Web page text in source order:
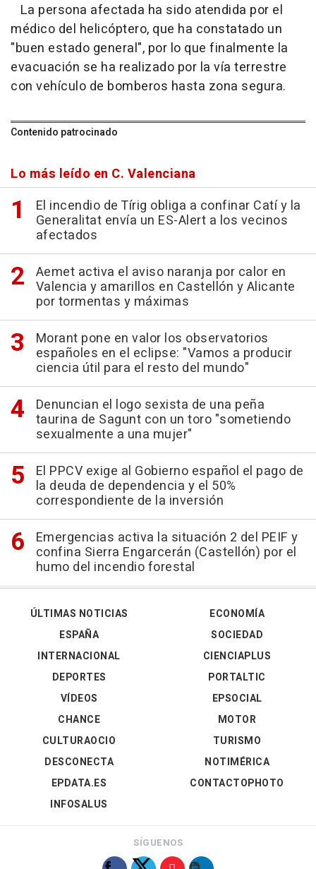
La persona afectada ha sido atendida por el
médico del helicóptero, que ha constatado un
"buen estado general", por lo que finalmente la
evacuación se ha realizado por la vía terrestre
con vehículo de bomberos hasta zona segura.
Contenido patrocinado
Lo más leído en C. Valenciana
El incendio de Tírig obliga a confinar Catí y la
Generalitat envía un ES-Alert a los vecinos
afectados
Aemet activa el aviso naranja por calor en
Valencia y amarillos en Castellón y Alicante
por tormentas y máximas
Morant pone en valor los observatorios
españoles en el eclipse: "Vamos a producir
ciencia útil para el resto del mundo"
Denuncian el logo sexista de una peña
taurina de Sagunt con un toro "sometiendo
sexualmente a una mujer"
El PPCV exige al Gobierno español el pago de
la deuda de dependencia y el 50%
correspondiente de la inversión
Emergencias activa la situación 2 del PEIF y
confina Sierra Engarcerán (Castellón) por el
humo del incendio forestal
ÚLTIMAS NOTICIAS
ESPAÑA
INTERNACIONAL
DEPORTES
VÍDEOS
ECONOMÍA
SOCIEDAD
CIENCIAPLUS
PORTALTIC
EPSOCIAL
CHANCE
CULTURAOCIO
DESCONECTA
EPDATA.ES
INFOSALUS
MOTOR
TURISMO
NOTIMÉRICA
CONTACTOPHOTO
SÍGUENOS